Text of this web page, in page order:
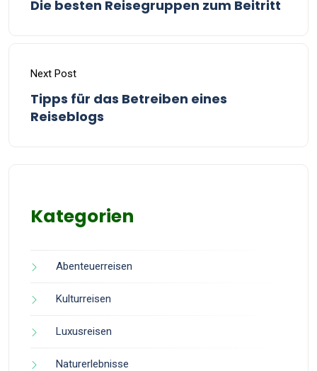
Die besten Reisegruppen zum Beitritt
Next Post
Tipps für das Betreiben eines
Reiseblogs
Kategorien
Abenteuerreisen
Kulturreisen
Luxusreisen
Naturerlebnisse